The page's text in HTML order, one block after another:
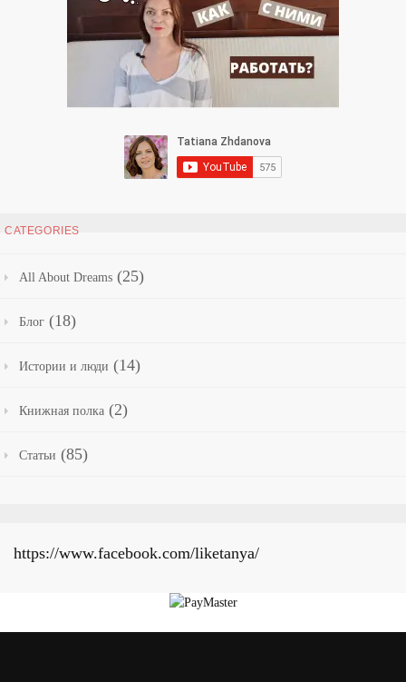
CATEGORIES
All About Dreams (25)
Блог (18)
Истории и люди (14)
Книжная полка (2)
Статьи (85)
https://www.facebook.com/liketanya/